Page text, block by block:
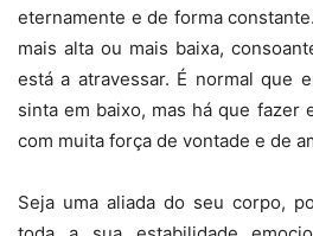
eternamente e de forma
mais alta ou mais baixa,
está a atravessar. É normal que
sinta em baixo, mas há que fazer
com muita força de vontade e de
Seja uma aliada do seu corpo,